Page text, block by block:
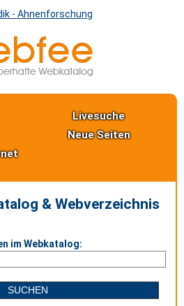
Livesuche
Neue Seiten
& Webverzeichnis
im Webkatalog: